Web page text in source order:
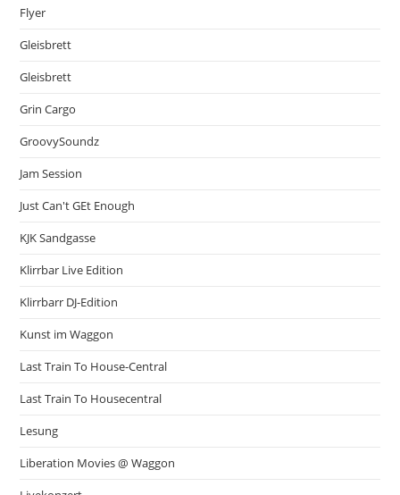
Flyer
Gleisbrett
Gleisbrett
Grin Cargo
GroovySoundz
Jam Session
Just Can't GEt Enough
KJK Sandgasse
Klirrbar Live Edition
Klirrbarr DJ-Edition
Kunst im Waggon
Last Train To House-Central
Last Train To Housecentral
Lesung
Liberation Movies @ Waggon